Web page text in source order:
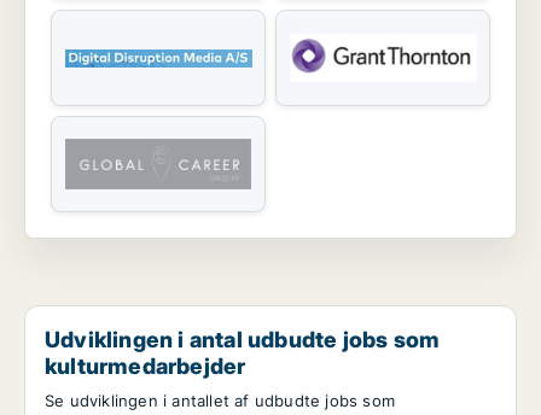
Udviklingen i antal udbudte jobs som
kulturmedarbejder
Se udviklingen i antallet af udbudte jobs som